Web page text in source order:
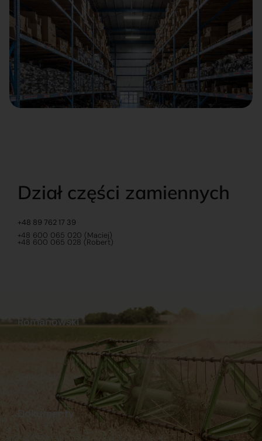
Dział części zamiennych
+48 89 762 17 39
+48 600 065 020 (Maciej)
+48 600 065 028 (Robert)
Dokumenty
Regulamin Dostawy
Romanowski
Sklep internetowy
Praca
Ubezpieczenia